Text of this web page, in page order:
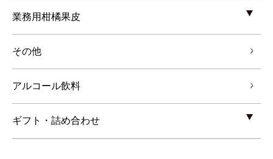
業務用柑橘果皮
その他
アルコール飲料
ギフト・詰め合わせ